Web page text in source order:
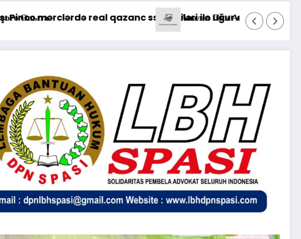
Direksi Jasa Raharja Tinjau Korban Kebakaran KM
Możliwości gry na żywo, gdy kasyno Vox 360